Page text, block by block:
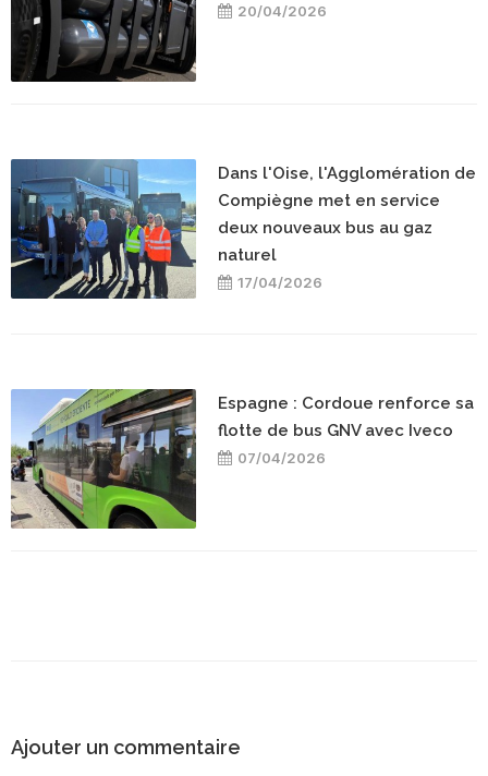
20/04/2026
Dans l'Oise, l'Agglomération de
Compiègne met en service
deux nouveaux bus au gaz
naturel
17/04/2026
Espagne : Cordoue renforce sa
flotte de bus GNV avec Iveco
07/04/2026
Ajouter un commentaire